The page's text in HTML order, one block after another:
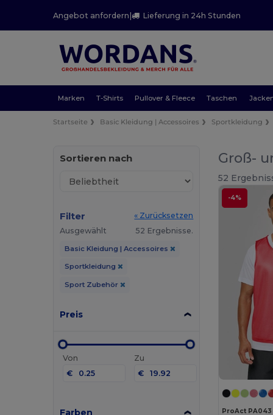
Angebot anfordern| Lieferung in 24h Stunden
Marken T-Shirts Pullover & Fleece Taschen
Startseite Basic Kleidung | Accessoires Sportkleidung
Sortieren nach
Filter
« Zurücksetzen
Ausgewählt
52 Ergebnisse.
Basic Kleidung | Accessoires
Sportkleidung
Sport Zubehör
Preis
Von
€
Zu
€
Farben
Groß-
52
-4%
ProAct PA043